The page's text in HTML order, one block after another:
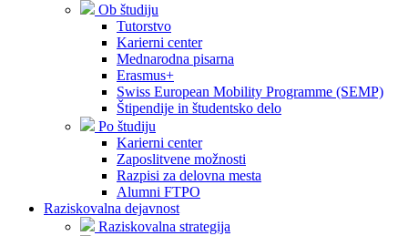
Ob študiju
Tutorstvo
Karierni center
Mednarodna pisarna
Erasmus+
Swiss European Mobility Programme (SEMP)
Štipendije in študentsko delo
Po študiju
Karierni center
Zaposlitvene možnosti
Razpisi za delovna mesta
Alumni FTPO
Raziskovalna dejavnost
Raziskovalna strategija